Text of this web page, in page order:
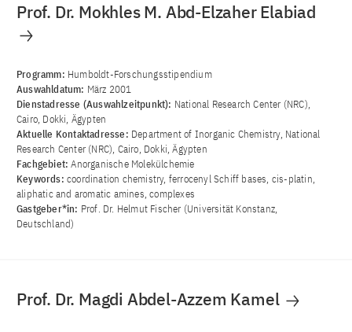
Prof. Dr. Mokhles M. Abd-Elzaher Elabiad
Programm: Humboldt-Forschungsstipendium
Auswahldatum: März 2001
Dienstadresse (Auswahlzeitpunkt): National Research Center (NRC),
Cairo, Dokki, Ägypten
Aktuelle Kontaktadresse: Department of Inorganic Chemistry, National
Research Center (NRC), Cairo, Dokki, Ägypten
Fachgebiet:Anorganische Molekülchemie
Keywords: coordination chemistry, ferrocenyl Schiff bases, cis-platin,
aliphatic and aromatic amines, complexes
Gastgeber*in: Prof. Dr. Helmut Fischer (Universität Konstanz,
Deutschland)
Prof. Dr. Magdi Abdel-Azzem Kamel